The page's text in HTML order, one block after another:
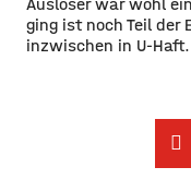
ging ist noch Teil der
inzwischen in U-Haft.